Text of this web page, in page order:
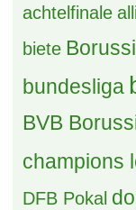
achtelfinale
biete
bundesliga
BVB
champions
DFB Pokal